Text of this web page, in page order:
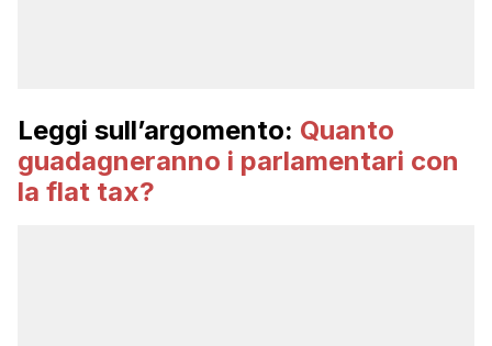
Leggi sull’argomento: Quanto
guadagneranno i parlamentari con
la flat tax?